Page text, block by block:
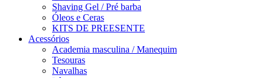
Shaving Gel / Pré barba
Óleos e Ceras
KITS DE PREESENTE
Acessórios
Academia masculina / Manequim
Tesouras
Navalhas